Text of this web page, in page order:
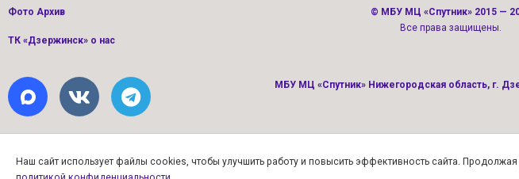
Фото Архив
ТК «Дзержинск» о нас
© МБУ МЦ «Спутник» 2015 —
Все права защищены.
МБУ МЦ «Спутник» Нижегородская область, г.
Наш сайт использует файлы cookies, чтобы улучшить работу и повысить эффективность сайта.